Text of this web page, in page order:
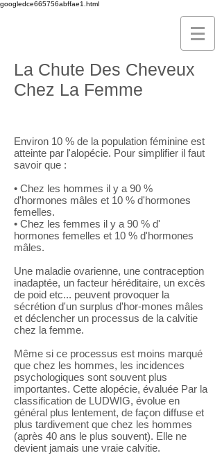
googledce665756abffae1.html
La Chute Des Cheveux
Chez La Femme
Environ 10 % de la population féminine est
atteinte par l'alopécie. Pour simplifier il faut
savoir que :
• Chez les hommes il y a 90 %
d'hormones mâles et 10 % d'hormones
femelles.
• Chez les femmes il y a 90 % d'
hormones femelles et 10 % d'hormones
mâles.
Une maladie ovarienne, une contraception
inadaptée, un facteur héréditaire, un excès
de poid etc... peuvent provoquer la
sécrétion d'un surplus d'hor-mones mâles
et déclencher un processus de la calvitie
chez la femme.
Même si ce processus est moins marqué
que chez les hommes, les incidences
psychologiques sont souvent plus
importantes. Cette alopécie, évaluée Par la
classification de LUDWIG, évolue en
général plus lentement, de façon diffuse et
plus tardivement que chez les hommes
(après 40 ans le plus souvent). Elle ne
devient jamais une vraie calvitie.